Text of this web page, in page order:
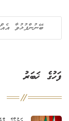
ފަހުގެ ޚަބަރު